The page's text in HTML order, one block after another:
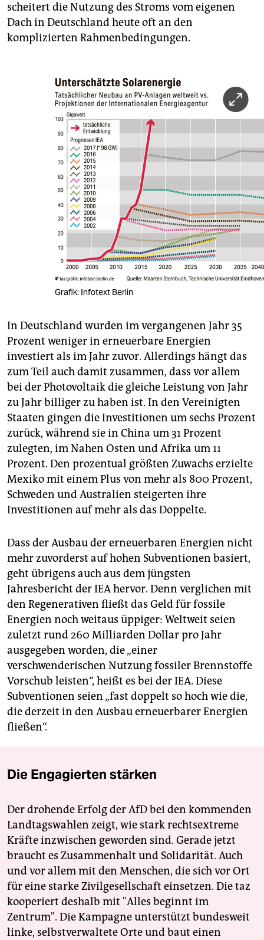
scheitert die Nutzung des Stroms vom eigenen
Dach in Deutschland heute oft an den
komplizierten Rahmenbedingungen.
Grafik: Infotext Berlin
In Deutschland wurden im vergangenen Jahr 35
Prozent weniger in erneuerbare Energien
investiert als im Jahr zuvor. Allerdings hängt das
zum Teil auch damit zusammen, dass vor allem
bei der Photovoltaik die gleiche Leistung von Jahr
zu Jahr billiger zu haben ist. In den Vereinigten
Staaten gingen die Investitionen um sechs Prozent
zurück, während sie in China um 31 Prozent
zulegten, im Nahen Osten und Afrika um 11
Prozent. Den prozentual größten Zuwachs erzielte
Mexiko mit einem Plus von mehr als 800 Prozent,
Schweden und Australien steigerten ihre
Investitionen auf mehr als das Doppelte.
Dass der Ausbau der erneuerbaren Energien nicht
mehr zuvorderst auf hohen Subventionen basiert,
geht übrigens auch aus dem jüngsten
Jahresbericht der IEA hervor. Denn verglichen mit
den Regenerativen fließt das Geld für fossile
Energien noch weitaus üppiger: Weltweit seien
zuletzt rund 260 Milliarden Dollar pro Jahr
ausgegeben worden, die „einer
verschwenderischen Nutzung fossiler Brennstoffe
Vorschub leisten“, heißt es bei der IEA. Diese
Subventionen seien „fast doppelt so hoch wie die,
die derzeit in den Ausbau erneuerbarer Energien
fließen“.
Die Engagierten stärken
Der drohende Erfolg der AfD bei den kommenden
Landtagswahlen zeigt, wie stark rechtsextreme
Kräfte inzwischen geworden sind. Gerade jetzt
braucht es Zusammenhalt und Solidarität. Auch
und vor allem mit den Menschen, die sich vor Ort
für eine starke Zivilgesellschaft einsetzen. Die taz
kooperiert deshalb mit "Alles beginnt im
Zentrum". Die Kampagne unterstützt bundesweit
linke, selbstverwaltete Orte und baut einen